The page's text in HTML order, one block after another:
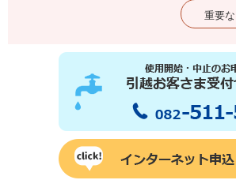
重要